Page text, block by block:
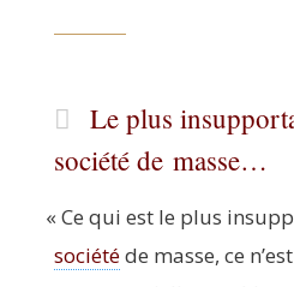
Le plus
société de masse…
« Ce qui est le plus
socié­téde masse, ce